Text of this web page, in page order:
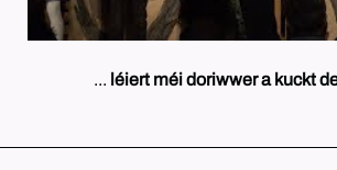
... léiert méi doriwwer a kuckt